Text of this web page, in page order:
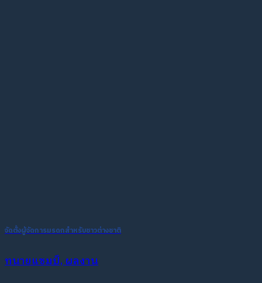
จัดตั้งผู้จัดการมรดกสำหรับชาวต่างชาติ
ทนายแชมป์, ผลงาน